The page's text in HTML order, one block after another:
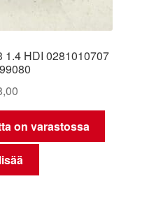
1.4 HDI 0281010707
on varastossa